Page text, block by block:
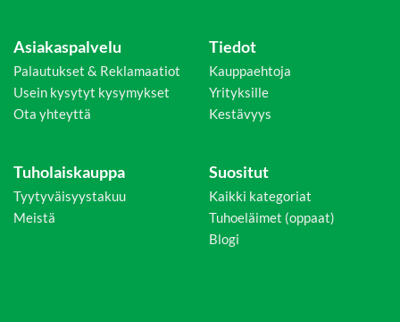
Asiakaspalvelu
Palautukset & Reklamaatiot
Usein kysytyt kysymykset
Ota yhteyttä
Tiedot
Kauppaehtoja
Yrityksille
Kestävyys
Tuholaiskauppa
Tyytyväisyystakuu
Meistä
Suositut
Kaikki kategoriat
Tuhoeläimet (oppaat)
Blogi